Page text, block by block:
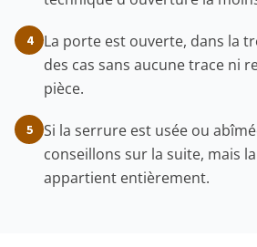
4
La porte est ouverte, dans la
des cas sans aucune trace ni
pièce.
5
Si la serrure est usée ou
conseillons sur la suite, mais
appartient entièrement.